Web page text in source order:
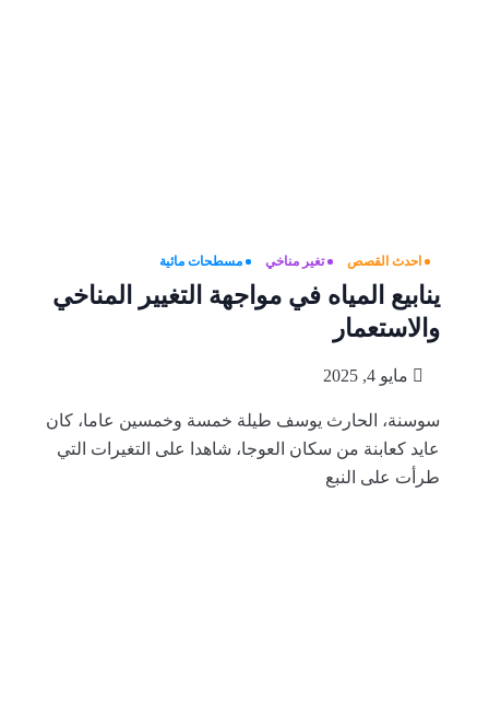
احدث القصص تغير مناخي مسطحات مائية
ينابيع المياه في مواجهة التغيير المناخي
والاستعمار
مايو 4, 2025
سوسنة، الحارث يوسف طيلة خمسة وخمسين عاما، كان
عايد كعابنة من سكان العوجا، شاهدا على التغيرات التي
طرأت على النبع